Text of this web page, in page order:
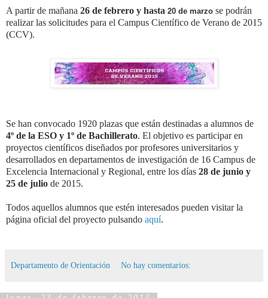
A partir de mañana 26 de febrero y hasta 20 de marzo se podrán
realizar las solicitudes para el Campus Científico de Verano de 2015
(CCV).
Se han convocado 1920 plazas que están destinadas a alumnos de
4º de la ESO y 1º de Bachillerato. El objetivo es participar en
proyectos científicos diseñados por profesores universitarios y
desarrollados en departamentos de investigación de 16 Campus de
Excelencia Internacional y Regional, entre los días 28 de junio y
25 de julio de 2015.
Todos aquellos alumnos que estén interesados pueden visitar la
página oficial del proyecto pulsando aquí.
Departamento de Orientación No hay comentarios: